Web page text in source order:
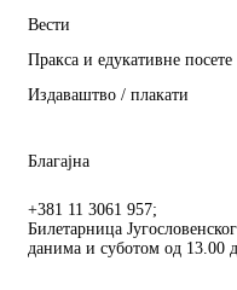
Вести
Пракса и едукативне посете
Издаваштво / плакати
Благајна
+381 11 3061 957;
Билетарница
данима и суботом од 13.00